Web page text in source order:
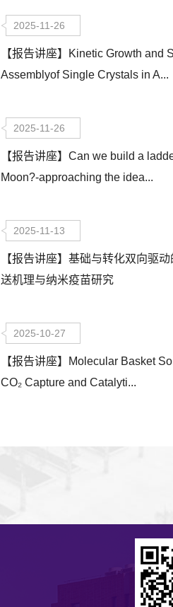
2025-11-26
【报告讲座】Kinetic Growth and
Assemblyof Single Crystals in A...
2025-11-26
【报告讲座】Can we build a
Moon?-approaching the idea...
2025-11-13
【报告讲座】基础与转化双向驱
送机理与纳米疫苗研究
2025-10-27
【报告讲座】Molecular Basket
CO₂ Capture and Catalyti...